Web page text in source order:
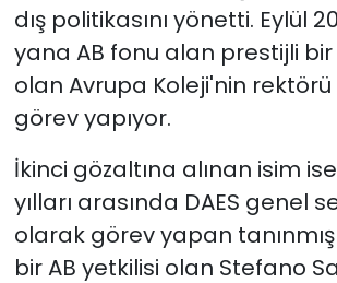
dış politikasını yönetti. Eylül
yana AB fonu alan prestijli
olan Avrupa Koleji'nin
görev yapıyor.
İkinci gözaltına alınan isim
yılları arasında DAES genel
olarak görev yapan
bir AB yetkilisi olan Stefano